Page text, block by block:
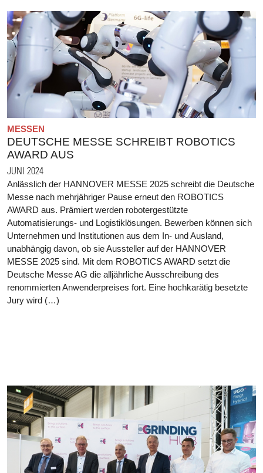
MESSEN
DEUTSCHE MESSE SCHREIBT ROBOTICS
AWARD AUS
JUNI 2024
Anlässlich der HANNOVER MESSE 2025 schreibt die Deutsche
Messe nach mehrjähriger Pause erneut den ROBOTICS
AWARD aus. Prämiert werden robotergestützte
Automatisierungs- und Logistiklösungen. Bewerben können sich
Unternehmen und Institutionen aus dem In- und Ausland,
unabhängig davon, ob sie Aussteller auf der HANNOVER
MESSE 2025 sind. Mit dem ROBOTICS AWARD setzt die
Deutsche Messe AG die alljährliche Ausschreibung des
renommierten Anwenderpreises fort. Eine hochkarätig besetzte
Jury wird (…)